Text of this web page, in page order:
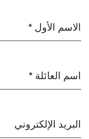
الاسم الأول *
اسم العائلة *
البريد الإلكتروني